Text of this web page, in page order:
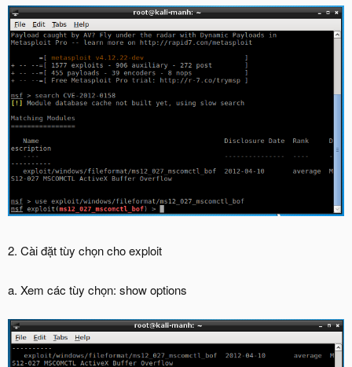
2. Cài đặt tùy chọn cho exploit
a. Xem các tùy chọn: show options